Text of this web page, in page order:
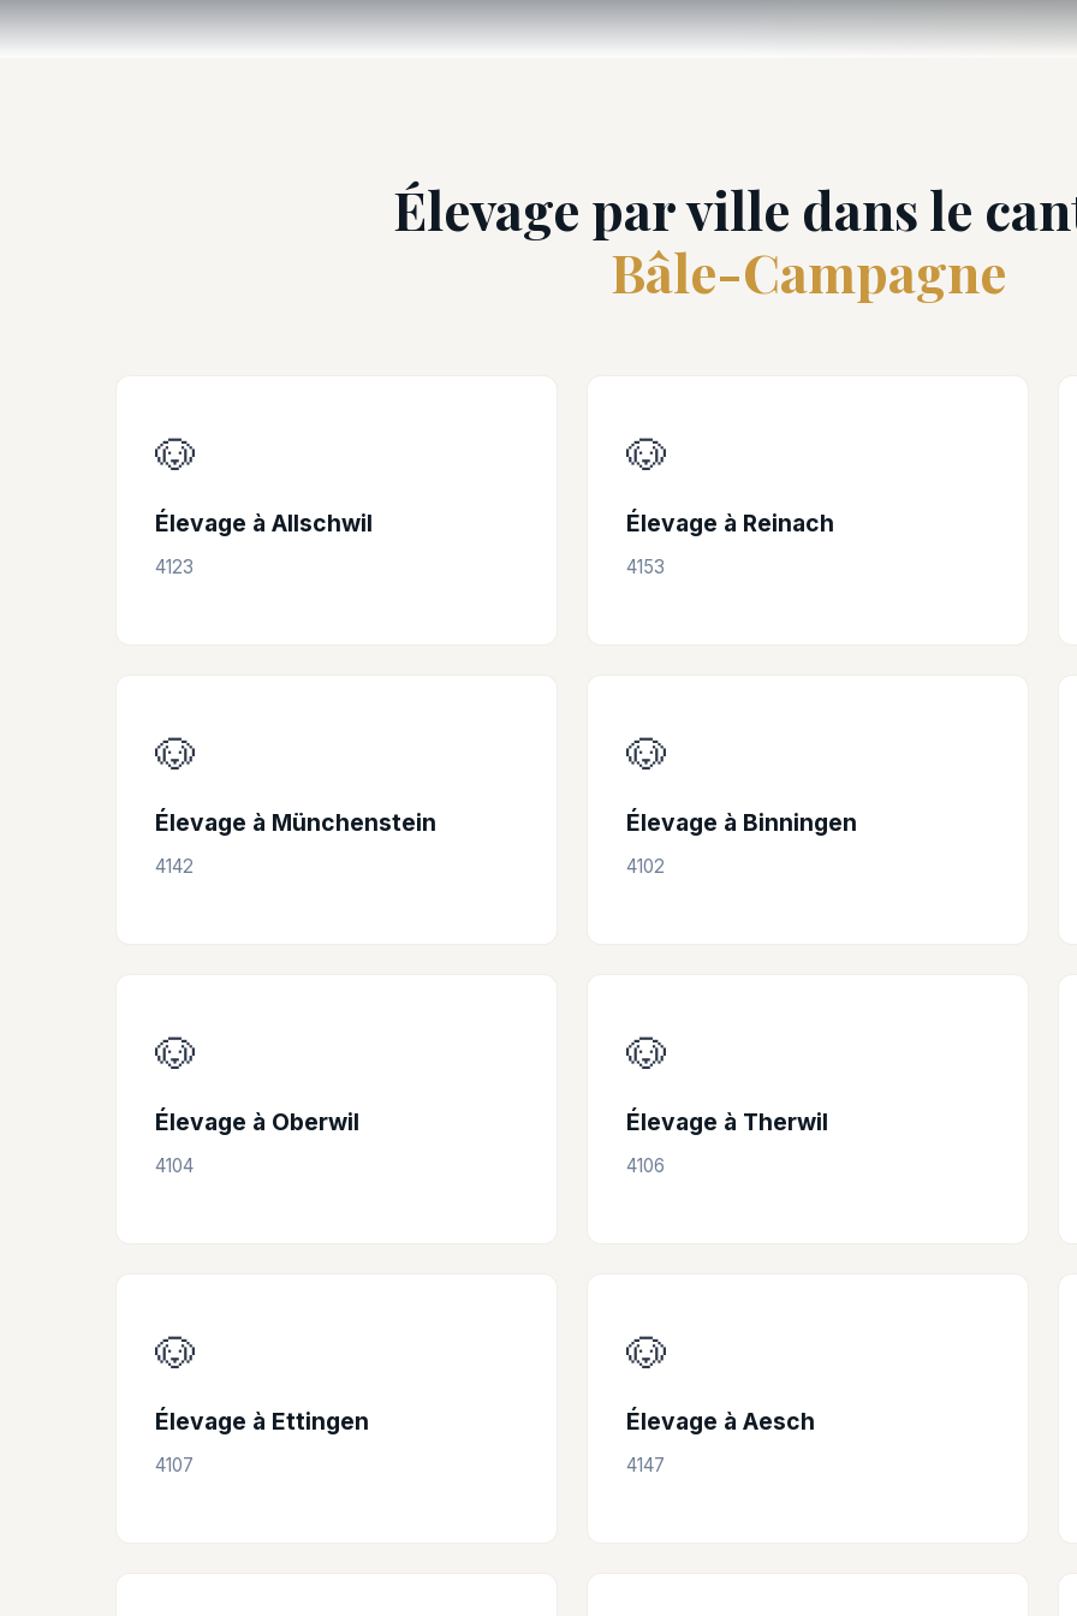
Élevage par ville dans le
Bâle-Campagne
🐶
Élevage à Allschwil
4123
🐶
Élevage à Reinach
4153
🐶
Élevage à Münchenstein
4142
🐶
Élevage à Binningen
4102
🐶
Élevage à Oberwil
4104
🐶
Élevage à Therwil
4106
🐶
Élevage à Ettingen
4107
🐶
Élevage à Aesch
4147